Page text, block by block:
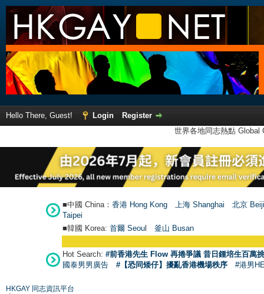
Hello There, Guest! Login
Register
世界各地同志熱點
■中國 China： 香港 Hong Kong 上海 Shanghai
北京
Taipei
■韓國 Korea: 首爾 Seoul 釜山 Busan
Hot Search: #前香港先生 Flow 再捲爭議 昔日鍾培生百萬
國泰男男廣告
#【恐同矮仔】擾亂香港機場秩序 #港男
HKGAY 同志資訊平台